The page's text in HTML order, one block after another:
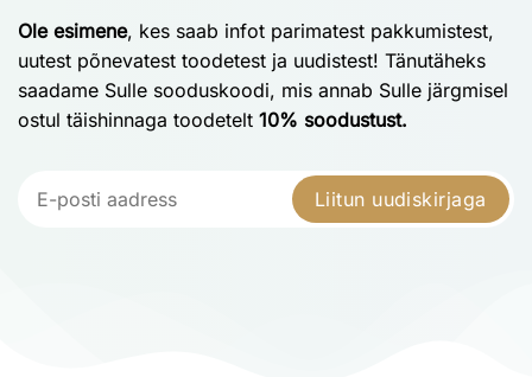
Ole esimene, kes saab infot parimatest pakkumistest,
uutest põnevatest toodetest ja uudistest! Tänutäheks
saadame Sulle sooduskoodi, mis annab Sulle järgmisel
ostul täishinnaga toodetelt 10% soodustust.
Liitun uudiskirjaga